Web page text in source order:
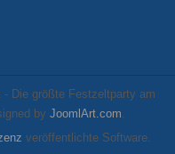
Die größte Festzeltparty am
by JoomlArt.com.
veröffentlichte Software.